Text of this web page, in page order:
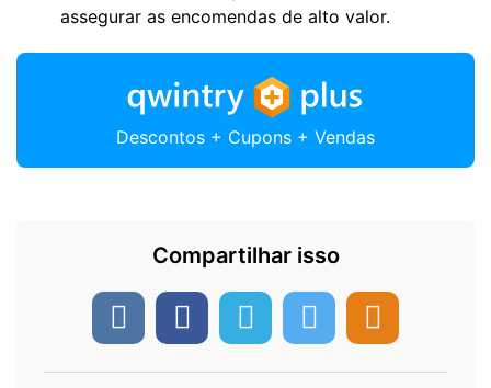
assegurar as encomendas de alto valor.
Descontos + Cupons + Vendas
Compartilhar isso